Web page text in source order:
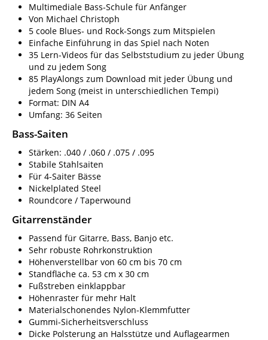
Multimediale Bass-Schule für Anfänger
Von Michael Christoph
5 coole Blues- und Rock-Songs zum Mitspielen
Einfache Einführung in das Spiel nach Noten
35 Lern-Videos für das Selbststudium zu jeder Übung
und zu jedem Song
85 PlayAlongs zum Download mit jeder Übung und
jedem Song (meist in unterschiedlichen Tempi)
Format: DIN A4
Umfang: 36 Seiten
Bass-Saiten
Stärken: .040 / .060 / .075 / .095
Stabile Stahlsaiten
Für 4-Saiter Bässe
Nickelplated Steel
Roundcore / Taperwound
Gitarrenständer
Passend für Gitarre, Bass, Banjo etc.
Sehr robuste Rohrkonstruktion
Höhenverstellbar von 60 cm bis 70 cm
Standfläche ca. 53 cm x 30 cm
Fußstreben einklappbar
Höhenraster für mehr Halt
Materialschonendes Nylon-Klemmfutter
Gummi-Sicherheitsverschluss
Dicke Polsterung an Halsstütze und Auflagearmen